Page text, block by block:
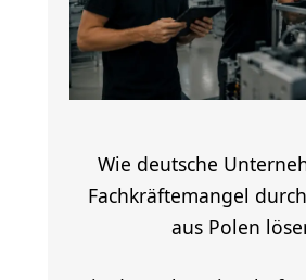
Wie deutsche
Fachkräftemangel
aus Polen